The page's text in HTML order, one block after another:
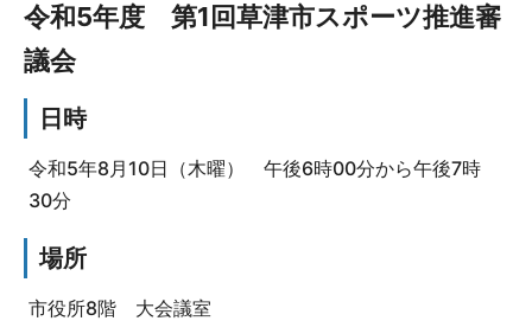
令和5年度 第1回草津市スポーツ推進審
議会
日時
令和5年8月10日（木曜） 午後6時00分から午後7時
30分
場所
市役所8階 大会議室